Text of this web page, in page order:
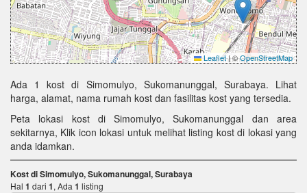
Leaflet|©OpenStreetMap
Ada 1 kost di Simomulyo, Sukomanunggal, Surabaya. Lihat
harga, alamat, nama rumah kost dan fasilitas kost yang tersedia.
Peta lokasi kost di Simomulyo, Sukomanunggal dan area
sekitarnya, Klik icon lokasi untuk melihat listing kost di lokasi yang
anda idamkan.
Kost di Simomulyo, Sukomanunggal, Surabaya
Hal 1 dari 1, Ada 1 listing